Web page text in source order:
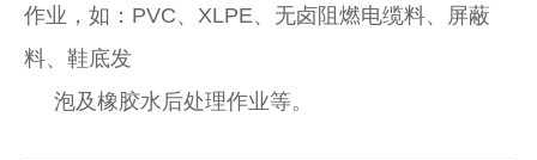
作业，如：PVC、XLPE、无卤阻燃电缆料、屏蔽
料、鞋底发
泡及橡胶水后处理作业等。